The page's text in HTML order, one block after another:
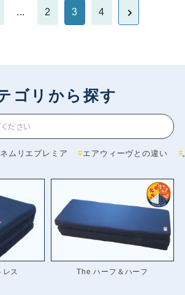
... 2 3 4
ゴリから探す
ネムリエプレミア エアウィーヴとの違い
レス The ハーフ＆ハーフ